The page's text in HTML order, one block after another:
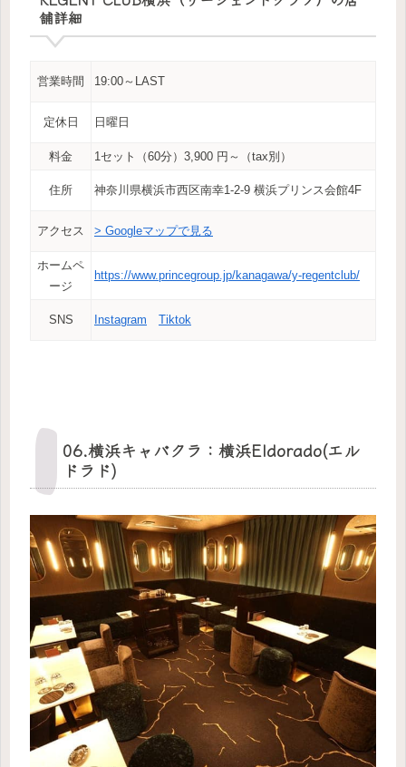
舗詳細
営業時間 19:00～LAST
定休日 日曜日
料金 1セット（60分）3,900 円～（tax別）
住所 神奈川県横浜市西区南幸1-2-9 横浜プリンス会館4F
アクセス > Googleマップで見る
ホームペ
ージ
https://www.princegroup.jp/kanagawa/y-regentclub/
SNS Instagram Tiktok
06.横浜キャバクラ：横浜Eldorado(エル
ドラド)